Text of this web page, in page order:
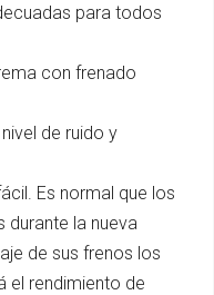
para todos
con frenado
de ruido y
Es normal que los
durante la nueva
de sus frenos los
el rendimiento de